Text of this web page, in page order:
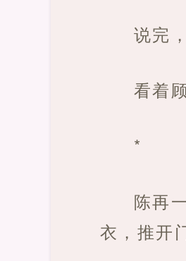
说完
看着
*
陈再
衣，推开